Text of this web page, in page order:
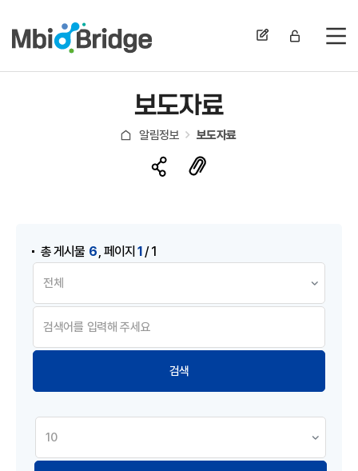
전
보도자료
알림정보 보도자료
총 게시물 6 ,페이지1/ 1